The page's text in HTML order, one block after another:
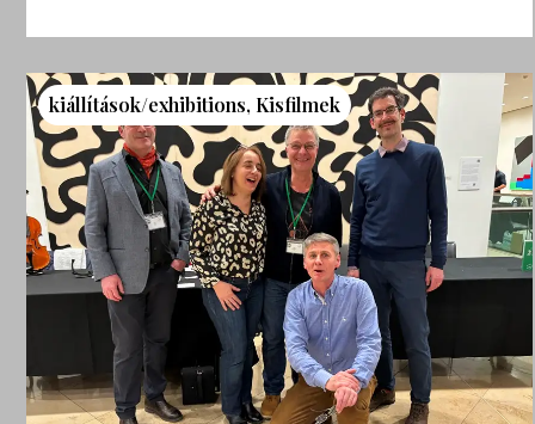
kiállítások/exhibitions, Kisfilmek